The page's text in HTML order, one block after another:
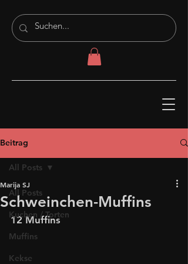
Beitrag
All Posts
Kuchen / Torten
Muffins
Kekse
All Posts
Schweinchen-Muffins
Marija SJ
12 Muffins